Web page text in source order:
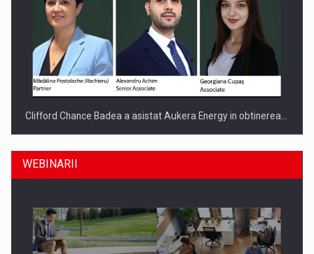
Clifford Chance Badea a asistat Aukera Energy in obtinerea…
WEBINARII